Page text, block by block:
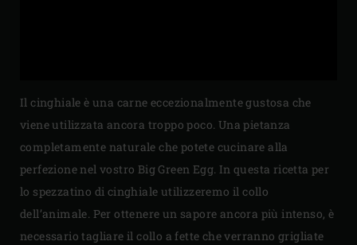
Il cinghiale è una carne eccezionalmente gustosa che
viene utilizzata ancora troppo poco. Una pietanza
completamente naturale che potete cucinare alla
perfezione nel vostro Big Green Egg. In questa ricetta per
lo spezzatino di cinghiale utilizzeremo il collo
dell’animale. Per ottenere un sapore ancora più intenso, è
necessario tagliare il collo a fette che verranno grigliate